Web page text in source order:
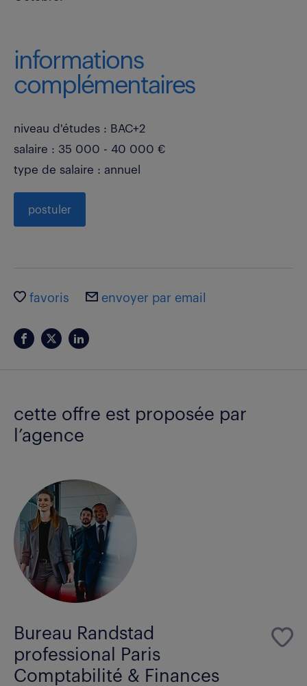
informations
complémentaires
niveau d'études : BAC+2
salaire : 35 000 - 40 000 €
type de salaire : annuel
postuler
favoris envoyer par email
cette offre est proposée par
l’agence
Bureau Randstad
professional Paris
Comptabilité & Finances